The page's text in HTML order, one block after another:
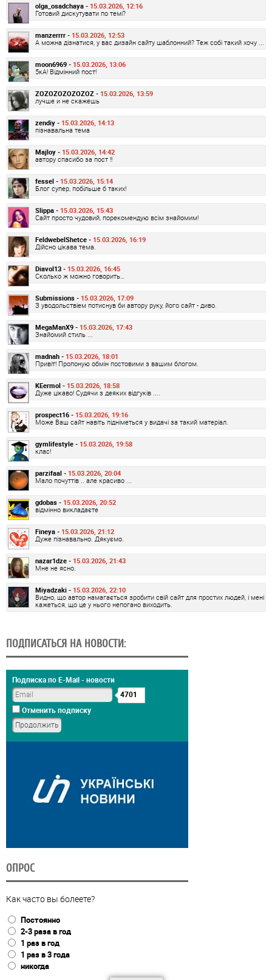
olga_osadchaya - 15.03.2026, 12:16
Готовий дискутувати по темі?
manzerrrr - 15.03.2026, 12:53
А можна дізнатися, у вас дизайн сайту шаблонний? Теж собі такий хочу ...
moon6969 - 15.03.2026, 13:06
5кА! Відмінний пост!
ZOZOZOZOZOZOZ - 15.03.2026, 13:59
лучше и не скажешь
zendiy - 15.03.2026, 14:13
пізнавальна тема
Majloy - 15.03.2026, 14:42
автору спасибо за пост !!
fessel - 15.03.2026, 15:14
Блог супер, побільше б таких!
Slippa - 15.03.2026, 15:43
Сайт просто чудовий, порекомендую всім знайомим!
FeldwebelShetce - 15.03.2026, 16:19
Дійсно цікава тема.
Diavol13 - 15.03.2026, 16:45
Сколько ж можно говорить…
Submissions - 15.03.2026, 17:09
З уводольствіем потиснув би автору руку, його сайт - диво.
MegaManX9 - 15.03.2026, 17:43
Знайомий стиль ...
madnah - 15.03.2026, 18:01
Привіт! Пропоную обмін постовими з вашим блогом.
KEermol - 15.03.2026, 18:58
Дуже цікаво! Судячи з деяких відгуків ....
prospect16 - 15.03.2026, 19:16
Може Ваш сайт навіть підніметься у видачі за такий матеріал.
gymlifestyle - 15.03.2026, 19:58
клас!
parzifaal - 15.03.2026, 20:04
Мало почуттів .. але красиво ...
gdobas - 15.03.2026, 20:52
відмінно викладаєте
Fineya - 15.03.2026, 21:12
Дуже пізнавально. Дякуємо.
nazar1dze - 15.03.2026, 21:43
Мне не ясно.
Miyadzaki - 15.03.2026, 22:10
Видно, що автор намагається зробити свій сайт для простих людей, і мені
кажеться, що це у нього непогано виходить.
ПОДПИСАТЬСЯ НА НОВОСТИ:
Подписка по E-Mail - новости
4701
Отменить подписку
ОПРОС
Как часто вы болеете?
Постоянно
2-3 раза в год
1 раз в год
1 раз в 3 года
никогда